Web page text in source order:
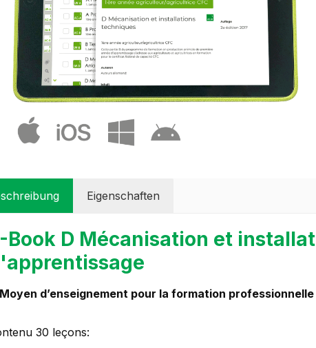
Eigenschaften
Book D Mécanisation et
d’enseignement pour la formation
30 leçons: